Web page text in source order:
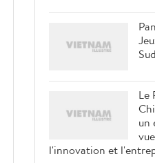
Le
un
l'innovation et